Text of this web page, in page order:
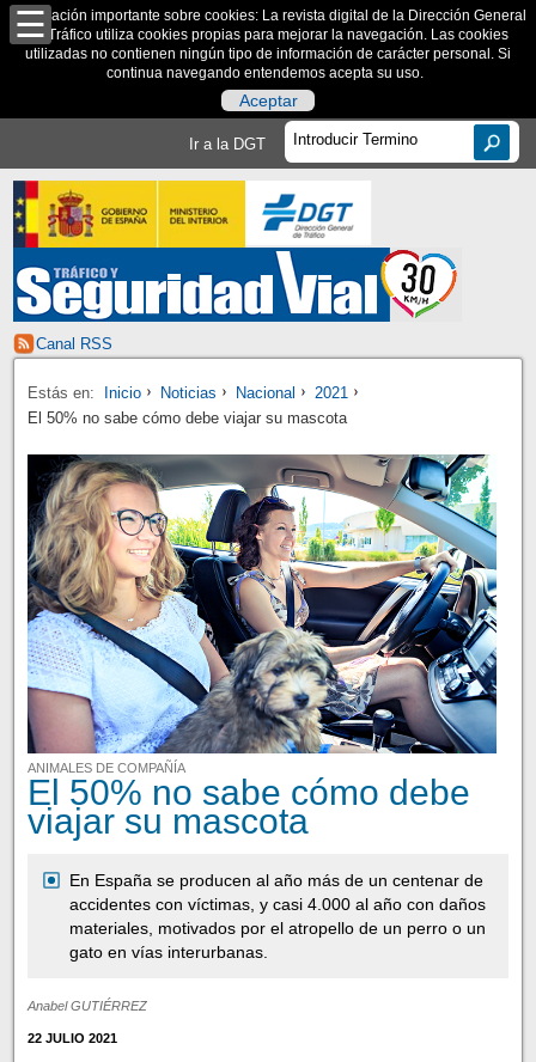
Información importante sobre cookies: La revista digital de la Dirección General
de Tráfico utiliza cookies propias para mejorar la navegación. Las cookies
utilizadas no contienen ningún tipo de información de carácter personal. Si
continua navegando entendemos acepta su uso.
Aceptar
Ir a la DGT
Canal RSS
Estás en: Inicio Noticias Nacional
2021
El 50% no sabe cómo debe viajar su mascota
ANIMALES DE COMPAÑÍA
El 50% no sabe cómo debe
viajar su mascota
En España se producen al año más de un centenar de
accidentes con víctimas, y casi 4.000 al año con daños
materiales, motivados por el atropello de un perro o un
gato en vías interurbanas.
Anabel GUTIÉRREZ
22 JULIO 2021